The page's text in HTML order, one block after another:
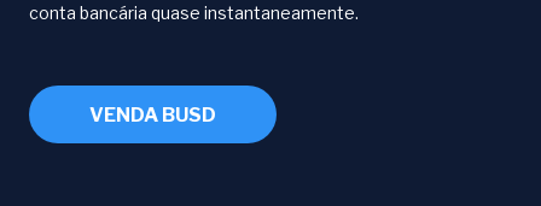
conta bancária quase instantaneamente.
VENDA BUSD